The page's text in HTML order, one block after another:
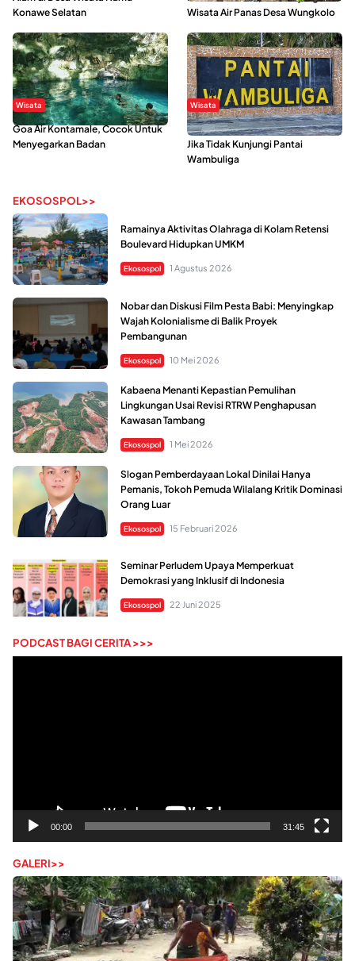
Konawe Selatan
Wisata Air Panas Desa Wungkolo
Wisata
Goa Air Kontamale, Cocok Untuk
Menyegarkan Badan
Wisata
Berkunjung Ke Wakatobi, Nyesal
Jika Tidak Kunjungi Pantai
Wambuliga
EKOSOSPOL>>
Ramainya Aktivitas Olahraga di Kolam Retensi
Boulevard Hidupkan UMKM
Ekosospol 1 Agustus 2026
Nobar dan Diskusi Film Pesta Babi: Menyingkap
Wajah Kolonialisme di Balik Proyek
Pembangunan
Ekosospol 10 Mei 2026
Kabaena Menanti Kepastian Pemulihan
Lingkungan Usai Revisi RTRW Penghapusan
Kawasan Tambang
Ekosospol 1 Mei 2026
Slogan Pemberdayaan Lokal Dinilai Hanya
Pemanis, Tokoh Pemuda Wilalang Kritik Dominasi
Orang Luar
Ekosospol 15 Februari 2026
Seminar Perludem Upaya Memperkuat
Demokrasi yang Inklusif di Indonesia
Ekosospol 22 Juni 2025
PODCAST BAGI CERITA >>>
00:00 31:45
GALERI>>